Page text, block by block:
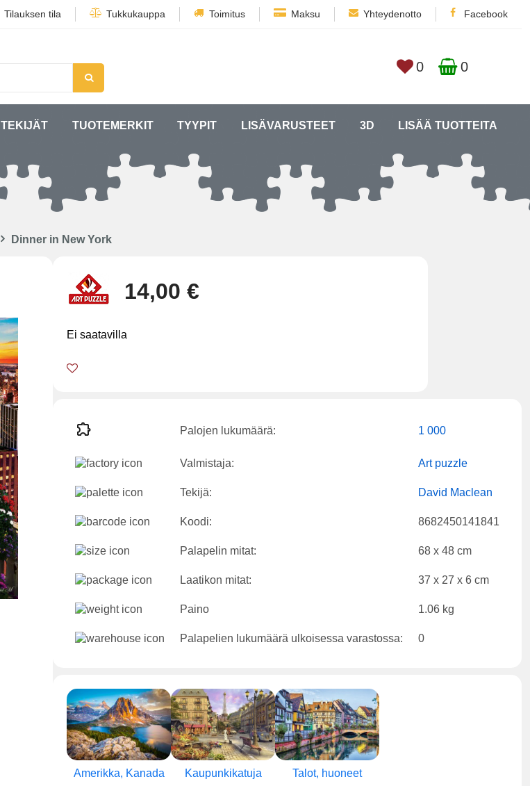
Tilauksen tila Tukkukauppa Toimitus Maksu Yhteydenotto Facebook
0 0
TEKIJÄT TUOTEMERKIT TYYPIT LISÄVARUSTEET 3D LISÄÄ TUOTTEITA
Dinner in New York
14,00 €
Ei saatavilla
Palojen lukumäärä: 1 000
Valmistaja: Art puzzle
Tekijä: David Maclean
Koodi: 8682450141841
Palapelin mitat: 68 x 48 cm
Laatikon mitat: 37 x 27 x 6 cm
Paino 1.06 kg
Palapelien lukumäärä ulkoisessa varastossa: 0
Amerikka, Kanada Kaupunkikatuja Talot, huoneet